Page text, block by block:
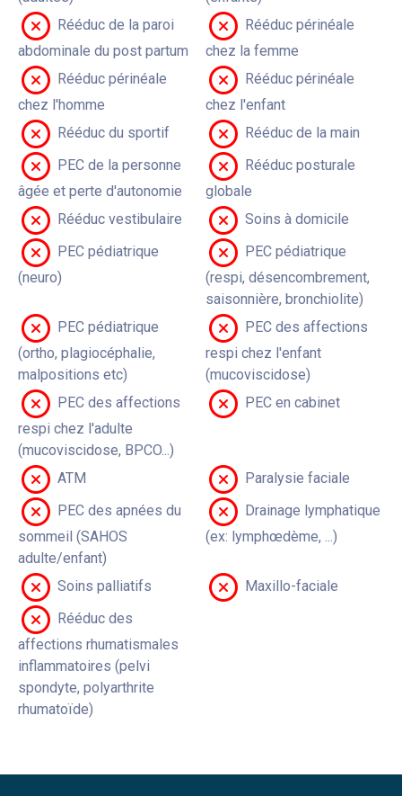
Rééduc de la paroi
abdominale du post partum
Rééduc périnéale
chez la femme
Rééduc périnéale
chez l'homme
Rééduc périnéale
chez l'enfant
Rééduc du sportif
Rééduc de la main
PEC de la personne
âgée et perte d'autonomie
Rééduc posturale
globale
Rééduc vestibulaire
Soins à domicile
PEC pédiatrique
(neuro)
PEC pédiatrique
(respi, désencombrement,
saisonnière, bronchiolite)
PEC pédiatrique
(ortho, plagiocéphalie,
malpositions etc)
PEC des affections
respi chez l'enfant
(mucoviscidose)
PEC des affections
respi chez l'adulte
(mucoviscidose, BPCO...)
PEC en cabinet
ATM
Paralysie faciale
PEC des apnées du
sommeil (SAHOS
adulte/enfant)
Drainage lymphatique
(ex: lymphœdème, ...)
Soins palliatifs
Maxillo-faciale
Rééduc des
affections rhumatismales
inflammatoires (pelvi
spondyte, polyarthrite
rhumatoïde)